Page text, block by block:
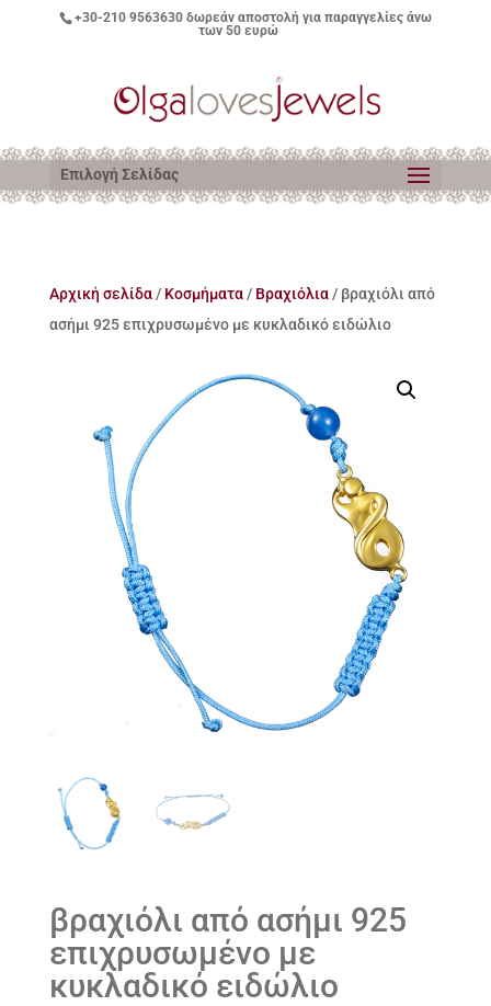
+30-210 9563630δωρεάν αποστολή για παραγγελίες άνω
των 50 ευρώ
Επιλογή Σελίδας
Αρχική σελίδα/ Κοσμήματα/ Βραχιόλια/ βραχιόλι από
ασήμι 925 επιχρυσωμένο με κυκλαδικό ειδώλιο
βραχιόλι από ασήμι 925
επιχρυσωμένο με
κυκλαδικό ειδώλιο